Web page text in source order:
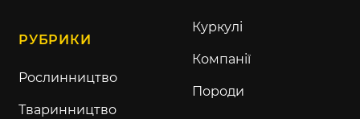
РУБРИКИ
Рослинництво
Тваринництво
Куркулі
Компанії
Породи